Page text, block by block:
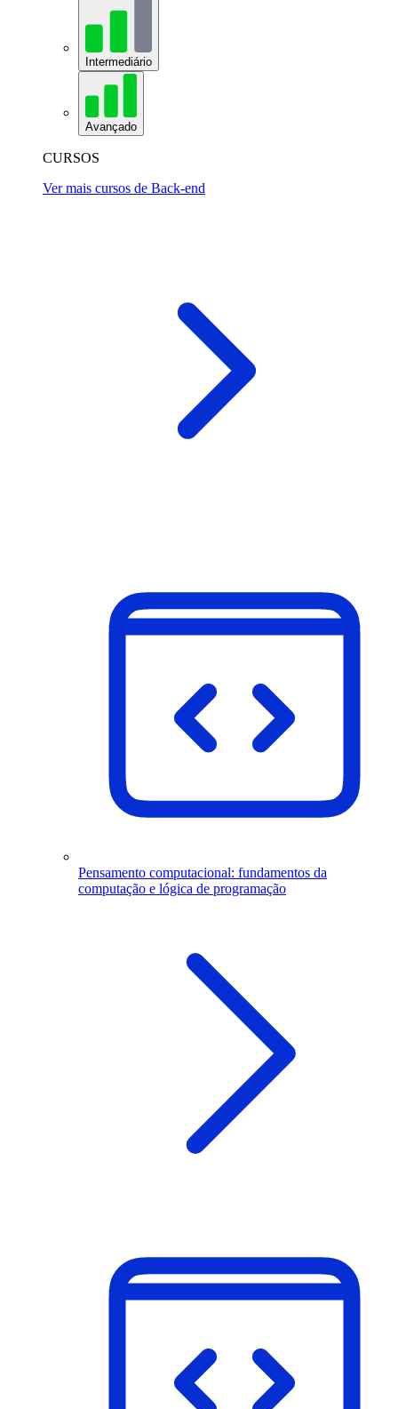
Intermediário
Avançado
CURSOS
Ver mais cursos de Back-end
Pensamento computacional: fundamentos da
computação e lógica de programação